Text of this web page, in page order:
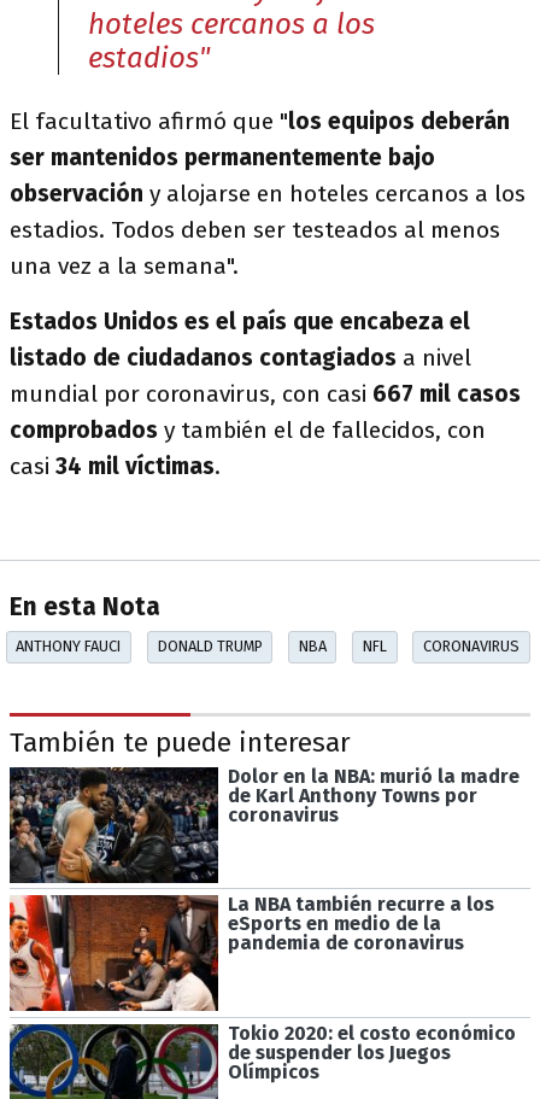
hoteles cercanos a los
estadios"
El facultativo afirmó que "los equipos deberán
ser mantenidos permanentemente bajo
observación y alojarse en hoteles cercanos a los
estadios. Todos deben ser testeados al menos
una vez a la semana".
Estados Unidos es el país que encabeza el
listado de ciudadanos contagiados a nivel
mundial por coronavirus, con casi 667 mil casos
comprobados y también el de fallecidos, con
casi 34 mil víctimas.
En esta Nota
ANTHONY FAUCI DONALD TRUMP NBA NFL CORONAVIRUS
También te puede interesar
Dolor en la NBA: murió la madre
de Karl Anthony Towns por
coronavirus
La NBA también recurre a los
eSports en medio de la
pandemia de coronavirus
Tokio 2020: el costo económico
de suspender los Juegos
Olímpicos